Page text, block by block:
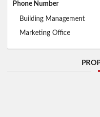
Phone Number
Building Management
Marketing Office